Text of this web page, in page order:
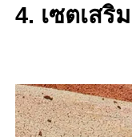
4. เซตเสริ